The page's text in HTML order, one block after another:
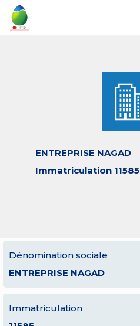
ENTREPRISE NAGAD
Immatriculation 11585
Dénomination sociale
ENTREPRISE NAGAD
Immatriculation